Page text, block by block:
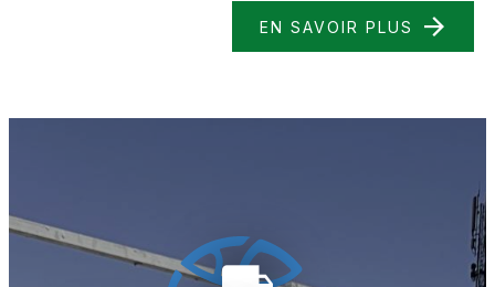
EN SAVOIR PLUS